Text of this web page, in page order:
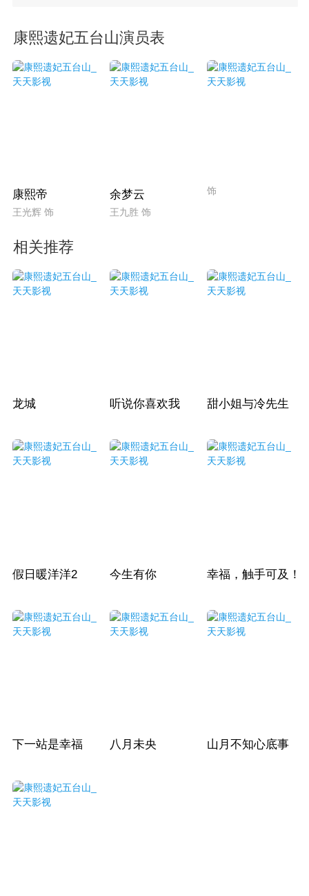
康熙遗妃五台山演员表
康熙帝
王光辉 饰
余梦云
王九胜 饰
饰
相关推荐
龙城 听说你喜欢我 甜小姐与冷先生
假日暖洋洋2 今生有你 幸福，触手可及！
下一站是幸福 八月未央 山月不知心底事